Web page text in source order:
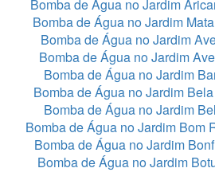
Bomba de Água no Jardim
Bomba de Água no Jardim
Bomba de Água no Jardim
Bomba de Água no Jardim
Bomba de Água no Jardim
Bomba de Água no Jardim
Bomba de Água no Jardim
Bomba de Água no Jardim Bom
Bomba de Água no Jardim
Bomba de Água no Jardim